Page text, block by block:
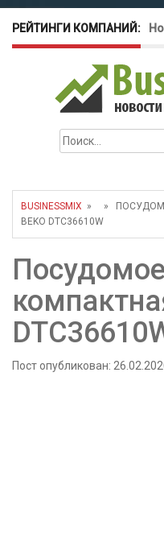
РЕЙТИНГИ КОМПАНИЙ:
Найти:
BUSINESSMIX » »
BEKO DTC36610W
Пост опубликован: